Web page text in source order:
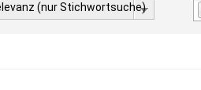
(nur Stichwortsuche)